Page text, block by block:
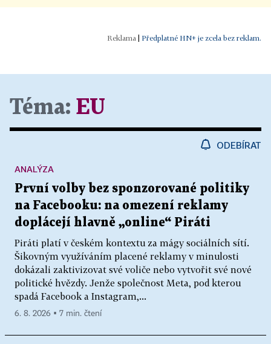
| Předplatné HN+ je zcela bez reklam.
Téma: EU
ODEBÍRAT
První volby bez sponzorované politiky
na Facebooku: na omezení reklamy
doplácejí hlavně „online“ Piráti
Piráti platí v českém kontextu za mágy sociálních sítí.
Šikovným využíváním placené reklamy v minulosti
dokázali zaktivizovat své voliče nebo vytvořit své nové
politické hvězdy. Jenže společnost Meta, pod kterou
spadá Facebook a Instagram,...
ANALÝZA
6. 8. 2026 ▪ 7 min. čtení